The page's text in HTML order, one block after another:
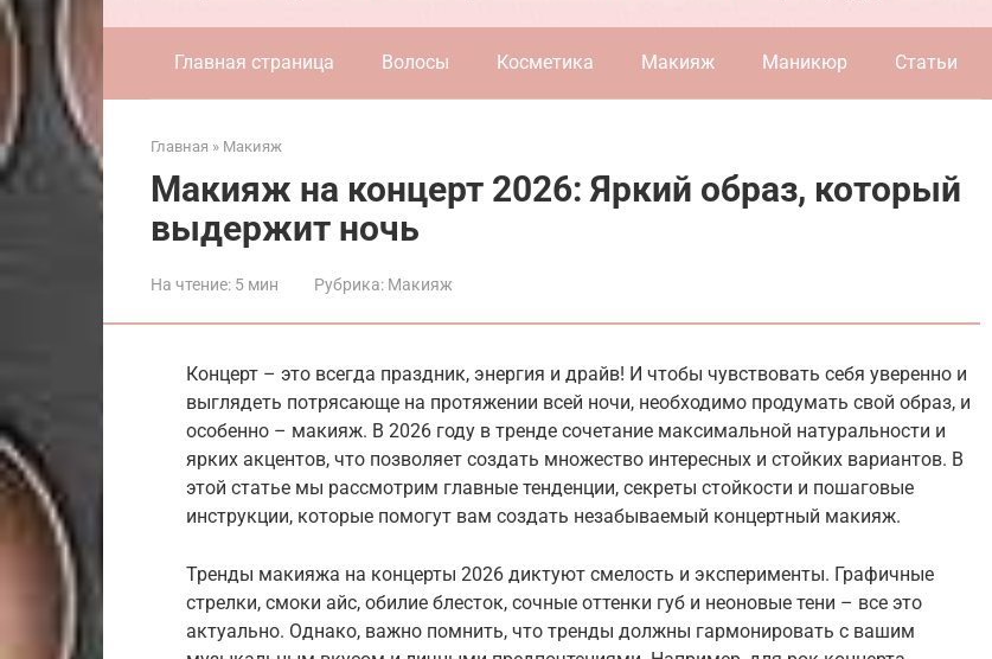
Главная страница Волосы Косметика Макияж Маникюр Статьи
Главная » Макияж
Макияж на концерт 2026: Яркий образ, который
выдержит ночь
На чтение: 5 мин Рубрика: Макияж
Концерт – это всегда праздник, энергия и драйв! И чтобы чувствовать себя уверенно и
выглядеть потрясающе на протяжении всей ночи, необходимо продумать свой образ, и
особенно – макияж. В 2026 году в тренде сочетание максимальной натуральности и
ярких акцентов, что позволяет создать множество интересных и стойких вариантов. В
этой статье мы рассмотрим главные тенденции, секреты стойкости и пошаговые
инструкции, которые помогут вам создать незабываемый концертный макияж.
Тренды макияжа на концерты 2026 диктуют смелость и эксперименты. Графичные
стрелки, смоки айс, обилие блесток, сочные оттенки губ и неоновые тени – все это
актуально. Однако, важно помнить, что тренды должны гармонировать с вашим